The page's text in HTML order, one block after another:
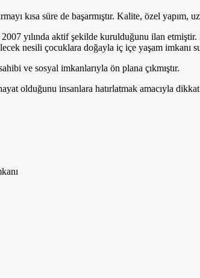
kısa süre de başarmıştır. Kalite, özel
yılında aktif şekilde kurulduğunu ilan
nesili çocuklara doğayla iç içe yaşam imkanı
ve sosyal imkanlarıyla ön plana çıkmıştır.
olduğunu insanlara hatırlatmak amacıyla